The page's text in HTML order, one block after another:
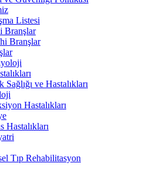
Listesi
Branşlar
Branşlar
Sağlığı ve Hastalıkları
Hastalıkları
Hastalıkları
Tıp Rehabilitasyon